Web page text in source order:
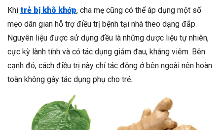
Khi trẻ bị khô khớp, cha mẹ cũng có thể áp dụng một số
mẹo dân gian hỗ trợ điều trị bệnh tại nhà theo dạng đắp.
Nguyên liệu được sử dụng đều là những dược liệu tự nhiên,
cực kỳ lành tính và có tác dụng giảm đau, kháng viêm. Bên
cạnh đó, cách điều trị này chỉ tác động ở bên ngoài nên hoàn
toàn không gây tác dụng phụ cho trẻ.